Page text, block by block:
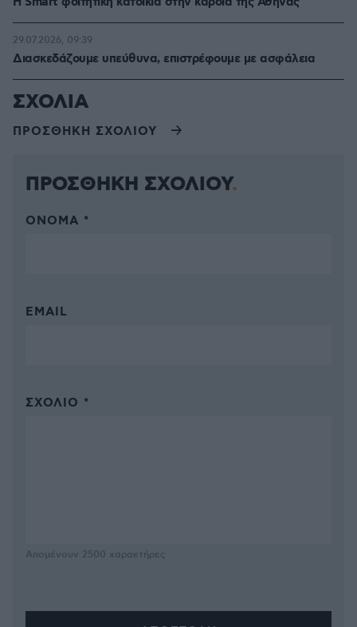
Διασκεδάζουμε υπεύθυνα, επιστρέφουμε με ασφάλεια
29.07.2026, 09:39
ΣΧΟΛΙΑ
ΠΡΟΣΘΗΚΗ ΣΧΟΛΙΟΥ
ΠΡΟΣΘΗΚΗ ΣΧΟΛΙΟΥ
ΌΝΟΜΑ *
EMAIL
ΣΧΌΛΙΟ *
Απομένουν 2500 χαρακτήρες